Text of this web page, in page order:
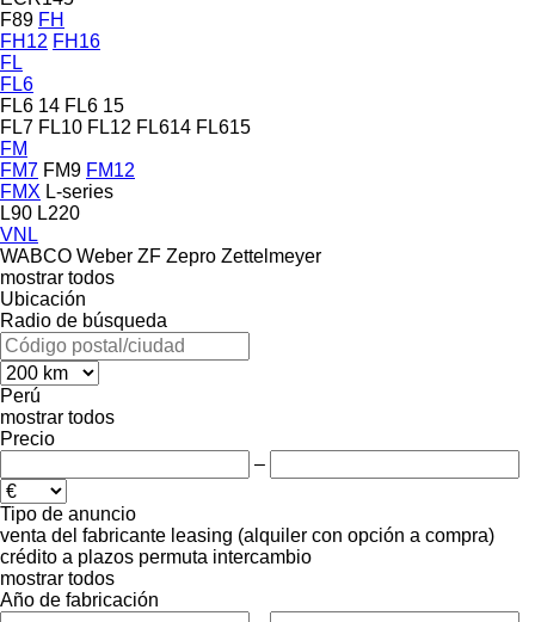
F89 FH
FH12 FH16
FL
FL6
FL6 14 FL6 15
FL7 FL10 FL12 FL614 FL615
FM
FM7 FM9 FM12
FMX L-series
L90 L220
VNL
WABCO Weber ZF Zepro Zettelmeyer
mostrar todos
Ubicación
Radio de búsqueda
Perú
mostrar todos
Precio
–
Tipo de anuncio
venta del fabricante leasing (alquiler con opción a compra)
crédito a plazos permuta intercambio
mostrar todos
Año de fabricación